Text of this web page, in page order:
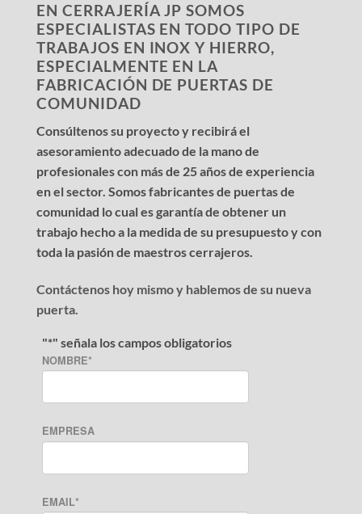
EN CERRAJERÍA JP SOMOS
ESPECIALISTAS EN TODO TIPO DE
TRABAJOS EN INOX Y HIERRO,
ESPECIALMENTE EN LA
FABRICACIÓN DE PUERTAS DE
COMUNIDAD
Consúltenos su proyecto y recibirá el
asesoramiento adecuado de la mano de
profesionales con más de 25 años de experiencia
en el sector. Somos fabricantes de puertas de
comunidad lo cual es garantía de obtener un
trabajo hecho a la medida de su presupuesto y con
toda la pasión de maestros cerrajeros.
Contáctenos hoy mismo y hablemos de su nueva
puerta.
"*" señala los campos obligatorios
NOMBRE*
EMPRESA
EMAIL*